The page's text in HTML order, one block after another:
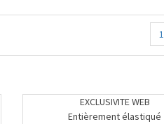
1
EXCLUSIVITE WEB
Entièrement élastiqué